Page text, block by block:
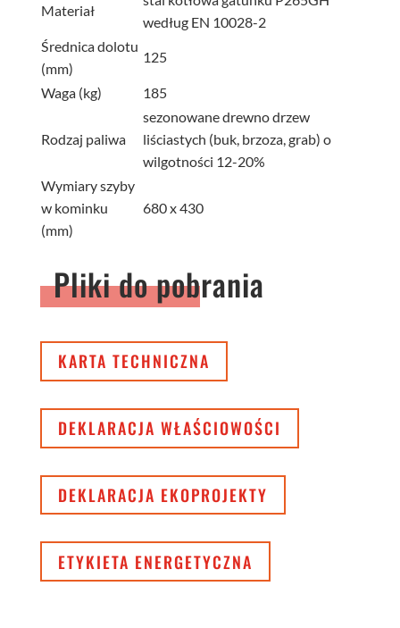
Materiał
według EN 10028-2
Średnica dolotu
(mm)
125
Waga (kg) 185
Rodzaj paliwa
sezonowane drewno drzew
liściastych (buk, brzoza, grab) o
wilgotności 12-20%
Wymiary szyby
w kominku
(mm)
680 x 430
Pliki do pobrania
KARTA TECHNICZNA
DEKLARACJA WŁAŚCIOWOŚCI
DEKLARACJA EKOPROJEKTY
ETYKIETA ENERGETYCZNA